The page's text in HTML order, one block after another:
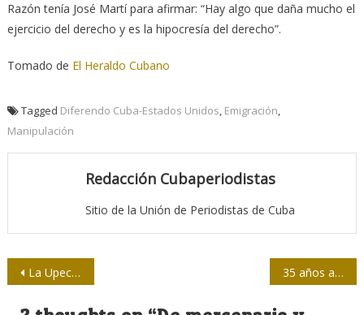
Razón tenía José Martí para afirmar: “Hay algo que daña mucho el
ejercicio del derecho y es la hipocresía del derecho”.
Tomado de El Heraldo Cubano
Tagged Diferendo Cuba-Estados Unidos, Emigración,
Manipulación
Redacción Cubaperiodistas
Sitio de la Unión de Periodistas de Cuba
Navegación
de
La Upec y Dominio Cuba 35 años abriendo caminos al periodismo